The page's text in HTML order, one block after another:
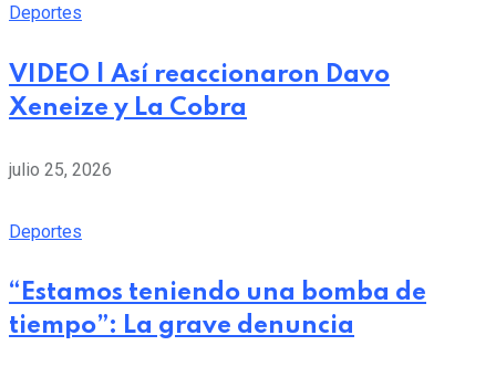
Deportes
VIDEO | Así reaccionaron Davo
Xeneize y La Cobra
julio 25, 2026
Deportes
“Estamos teniendo una bomba de
tiempo”: La grave denuncia